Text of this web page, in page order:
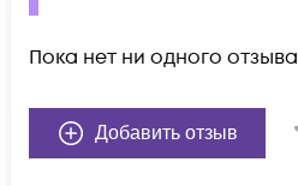
Пока нет ни одного отзыва
Добавить отзыв